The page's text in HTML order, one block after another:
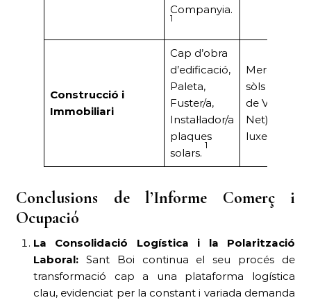
Companyia.
1
Construcció i
Immobiliari
Cap d’obra
d’edificació,
Paleta,
Fuster/a,
Instal·lador/a
plaques
solars.
1
Mercat
sòls urbans
de VPO
luxe
Conclusions de l’Informe Comerç i
Ocupació
La Consolidació Logística i la Polarització
Laboral: Sant Boi continua el seu procés de
transformació cap a una plataforma logística
clau, evidenciat per la constant i variada demanda